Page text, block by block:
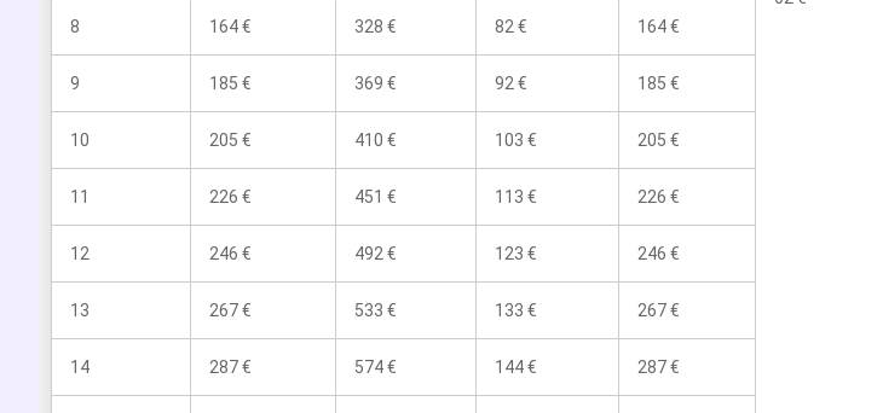
8 164 € 328 € 82 € 164 €
9 185 € 369 € 92 € 185 €
10 205 € 410 € 103 € 205 €
11 226 € 451 € 113 € 226 €
12 246 € 492 € 123 € 246 €
13 267 € 533 € 133 € 267 €
14 287 € 574 € 144 € 287 €